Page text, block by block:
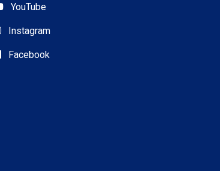
YouTube
Instagram
Facebook